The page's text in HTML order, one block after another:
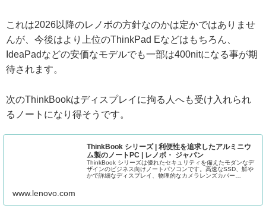
これは2026以降のレノボの方針なのかは定かではありませ
んが、今後はより上位のThinkPad Eなどはもちろん、
IdeaPadなどの安価なモデルでも一部は400nitになる事が期
待されます。
次のThinkBookはディスプレイに拘る人へも受け入れられ
るノートになり得そうです。
ThinkBook シリーズ | 利便性を追求したアルミニウ
ム製のノートPC | レノボ・ ジャパン
ThinkBook シリーズは優れたセキュリティを備えたモダンなデ
ザインのビジネス向けノートパソコンです。高速なSSD、鮮や
かで詳細なディスプレイ、物理的なカメラレンズカバー
www.lenovo.com